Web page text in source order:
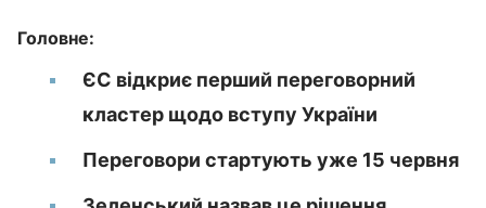
Головне:
ЄС відкриє перший переговорний
кластер щодо вступу України
Переговори стартують уже 15 червня